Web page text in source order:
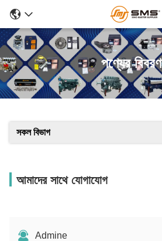
পণ্যের বিবরণ
সকল বিভাগ
আমাদের সাথে যোগাযোগ
Admine